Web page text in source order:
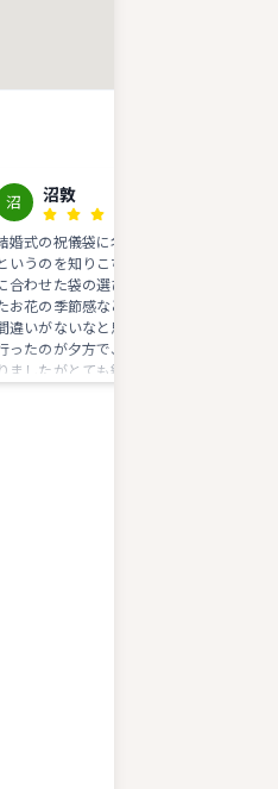
沼 沼敦
婚式の祝儀袋に名前を入れてくれる
いうのを知りこちらのお店へ。 金額
合わせた袋の選び方や、袋に描かれ
お花の季節感なども教えていただき
違いがないなと思いました！ お店に
ったのが夕方で、後日受け取りにな
りましたがとても綺麗な字で手書きし